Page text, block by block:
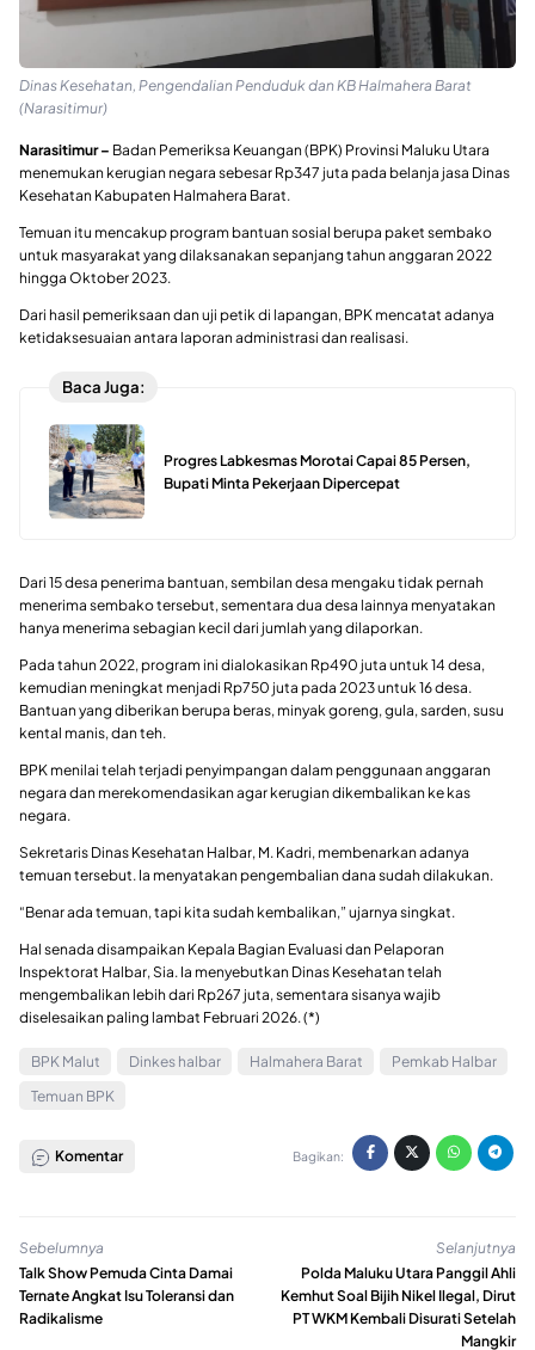
Dinas Kesehatan, Pengendalian Penduduk dan KB Halmahera Barat
(Narasitimur)
Narasitimur – Badan Pemeriksa Keuangan (BPK) Provinsi Maluku Utara
menemukan kerugian negara sebesar Rp347 juta pada belanja jasa Dinas
Kesehatan Kabupaten Halmahera Barat.
Temuan itu mencakup program bantuan sosial berupa paket sembako
untuk masyarakat yang dilaksanakan sepanjang tahun anggaran 2022
hingga Oktober 2023.
Dari hasil pemeriksaan dan uji petik di lapangan, BPK mencatat adanya
ketidaksesuaian antara laporan administrasi dan realisasi.
Baca Juga:
Progres Labkesmas Morotai Capai 85 Persen,
Bupati Minta Pekerjaan Dipercepat
Dari 15 desa penerima bantuan, sembilan desa mengaku tidak pernah
menerima sembako tersebut, sementara dua desa lainnya menyatakan
hanya menerima sebagian kecil dari jumlah yang dilaporkan.
Pada tahun 2022, program ini dialokasikan Rp490 juta untuk 14 desa,
kemudian meningkat menjadi Rp750 juta pada 2023 untuk 16 desa.
Bantuan yang diberikan berupa beras, minyak goreng, gula, sarden, susu
kental manis, dan teh.
BPK menilai telah terjadi penyimpangan dalam penggunaan anggaran
negara dan merekomendasikan agar kerugian dikembalikan ke kas
negara.
Sekretaris Dinas Kesehatan Halbar, M. Kadri, membenarkan adanya
temuan tersebut. Ia menyatakan pengembalian dana sudah dilakukan.
“Benar ada temuan, tapi kita sudah kembalikan,” ujarnya singkat.
Hal senada disampaikan Kepala Bagian Evaluasi dan Pelaporan
Inspektorat Halbar, Sia. Ia menyebutkan Dinas Kesehatan telah
mengembalikan lebih dari Rp267 juta, sementara sisanya wajib
diselesaikan paling lambat Februari 2026. (*)
BPK Malut Dinkes halbar Halmahera Barat
Pemkab Halbar
Temuan BPK
Komentar Bagikan:
Sebelumnya
Talk Show Pemuda Cinta Damai
Ternate Angkat Isu Toleransi dan
Radikalisme
Selanjutnya
Polda Maluku Utara Panggil Ahli
Kemhut Soal Bijih Nikel Ilegal, Dirut
PT WKM Kembali Disurati Setelah
Mangkir